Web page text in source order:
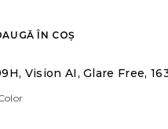
ÎN COȘ
Vision AI, Glare Free,